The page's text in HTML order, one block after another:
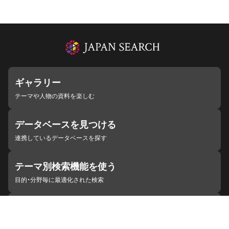
ギャラリー
テーマや人物の資料を楽しむ
データベースを見つける
連携しているデータベースを探す
テーマ別検索機能を使う
目的・分野毎に最適化された検索